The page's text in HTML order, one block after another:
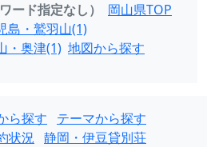
ード指定なし）
岡山県TOP
島・鷲羽山(1)
・奥津(1) 地図から探す
ら探す
テーマから探す
状況 静岡・伊豆貸別荘